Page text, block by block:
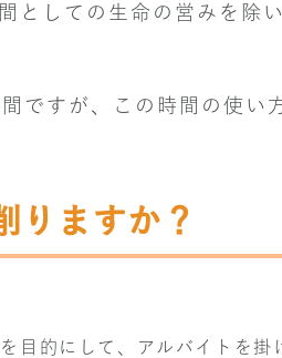
としての生命の営みを除
ですが、この時間の使い
りますか？
目的にして、アルバイトを掛